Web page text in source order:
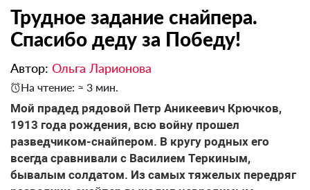
Трудное задание снайпера. ​
Спасибо деду за Победу!
Автор: Ольга Ларионова
На чтение: ≈ 3 мин.
Мой прадед рядовой Петр Аникеевич Крючков,
1913 года рождения, всю войну прошел
разведчиком-снайпером. В кругу родных его
всегда сравнивали с Василием Теркиным,
бывалым солдатом. Из самых тяжелых передряг